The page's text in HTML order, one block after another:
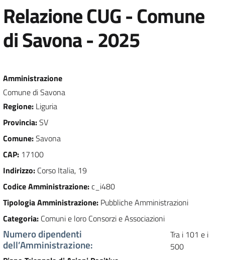
Relazione CUG - Comune
di Savona - 2025
Amministrazione
Comune di Savona
Regione: Liguria
Provincia:SV
Comune:Savona
CAP: 17100
Indirizzo: Corso Italia, 19
Codice Amministrazione:c_i480
Tipologia Amministrazione: Pubbliche Amministrazioni
Categoria: Comuni e loro Consorzi e Associazioni
Numero dipendenti
dell’Amministrazione:
Tra i 101 e i
500